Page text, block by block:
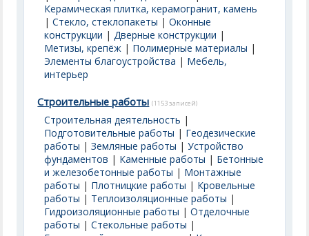
Керамическая плитка, керамогранит, камень
|Стекло, стеклопакеты |Оконные
конструкции |Дверные конструкции |
Метизы, крепёж | Полимерные материалы |
Элементы благоустройства | Мебель,
интерьер
Строительные работы (1153 записей)
Строительная деятельность |
Подготовительные работы | Геодезические
работы |Земляные работы |Устройство
фундаментов | Каменные работы | Бетонные
и железобетонные работы | Монтажные
работы | Плотницкие работы | Кровельные
работы | Теплоизоляционные работы |
Гидроизоляционные работы |Отделочные
работы |Стекольные работы |